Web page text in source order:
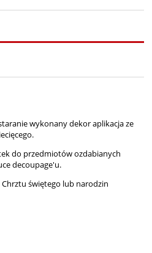
wykonany dekor aplikacja ze
do przedmiotów ozdabianych
decoupage'u.
Chrztu świętego lub narodzin